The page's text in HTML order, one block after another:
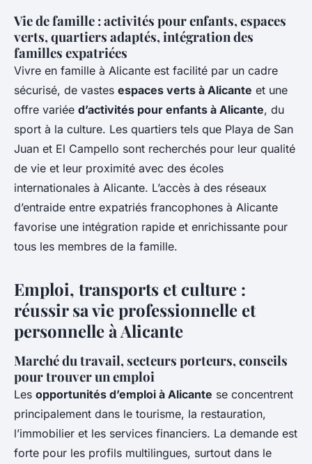
Vie de famille : activités pour enfants, espaces
verts, quartiers adaptés, intégration des
familles expatriées
Vivre en famille à Alicante est facilité par un cadre
sécurisé, de vastes espaces verts à Alicante et une
offre variée d’activités pour enfants à Alicante, du
sport à la culture. Les quartiers tels que Playa de San
Juan et El Campello sont recherchés pour leur qualité
de vie et leur proximité avec des écoles
internationales à Alicante. L’accès à des réseaux
d’entraide entre expatriés francophones à Alicante
favorise une intégration rapide et enrichissante pour
tous les membres de la famille.
Emploi, transports et culture :
réussir sa vie professionnelle et
personnelle à Alicante
Marché du travail, secteurs porteurs, conseils
pour trouver un emploi
Les opportunités d’emploi à Alicante se concentrent
principalement dans le tourisme, la restauration,
l’immobilier et les services financiers. La demande est
forte pour les profils multilingues, surtout dans le